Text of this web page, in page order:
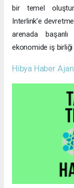
bir temel
Interlink’e
arenada
ekonomide iş birliği
Hibya Haber